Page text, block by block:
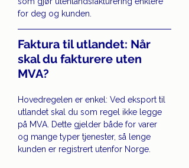
for deg og kunden.
Faktura til utlandet: Når
skal du fakturere uten
MVA?
Hovedregelen er enkel: Ved eksport til
utlandet skal du som regel ikke legge
på MVA. Dette gjelder både for varer
og mange typer tjenester, så lenge
kunden er registrert utenfor Norge.